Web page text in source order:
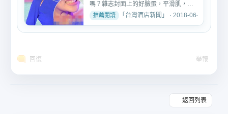
嗎？雜志封面上的好臉蛋，平滑肌，傲
人胸部，是不是讓你羨慕不...
「台灣酒店新聞」 · 2018-06-24
回復 舉報
返回列表